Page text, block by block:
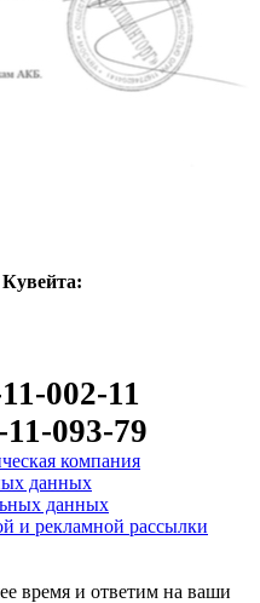
002-11
093-79
компания
данных
данных
и рекламной рассылки
время и ответим на ваши